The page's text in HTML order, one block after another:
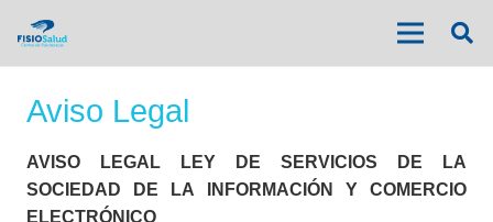
Aviso Legal
AVISO LEGAL LEY DE SERVICIOS DE LA
SOCIEDAD DE LA INFORMACIÓN Y COMERCIO
ELECTRÓNICO